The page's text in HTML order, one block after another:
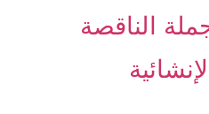
الناقصة